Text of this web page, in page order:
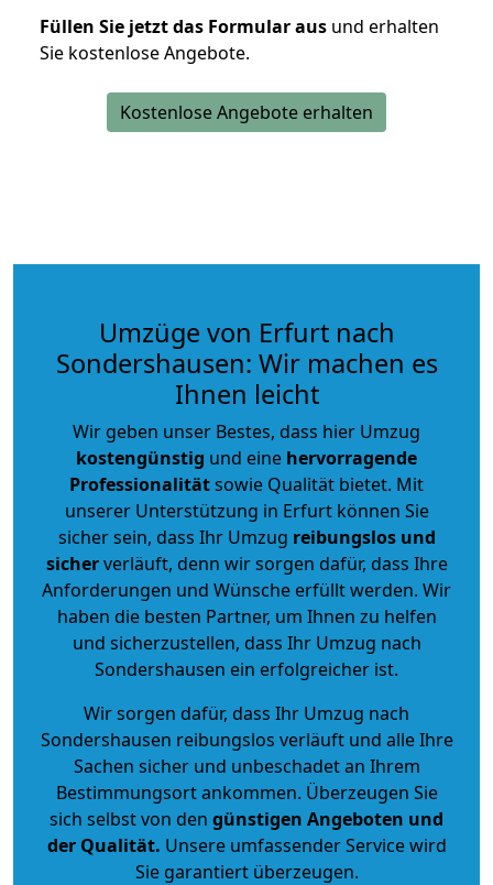
Füllen Sie jetzt das Formular aus und erhalten
Sie kostenlose Angebote.
Kostenlose Angebote erhalten
Umzüge von Erfurt nach
Sondershausen: Wir machen es
Ihnen leicht
Wir geben unser Bestes, dass hier Umzug
kostengünstig und eine hervorragende
Professionalitätsowie Qualität bietet. Mit
unserer Unterstützung in Erfurt können Sie
sicher sein, dass Ihr Umzug reibungslos und
sicherverläuft, denn wir sorgen dafür, dass Ihre
Anforderungen und Wünsche erfüllt werden. Wir
haben die besten Partner, um Ihnen zu helfen
und sicherzustellen, dass Ihr Umzug nach
Sondershausen ein erfolgreicher ist.
Wir sorgen dafür, dass Ihr Umzug nach
Sondershausen reibungslos verläuft und alle Ihre
Sachen sicher und unbeschadet an Ihrem
Bestimmungsort ankommen. Überzeugen Sie
sich selbst von den günstigen Angeboten und
der Qualität. Unsere umfassender Service wird
Sie garantiert überzeugen.